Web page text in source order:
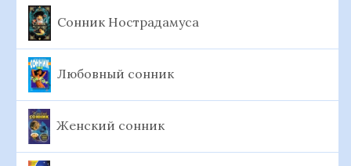
Сонник Нострадамуса
Любовный сонник
Женский сонник